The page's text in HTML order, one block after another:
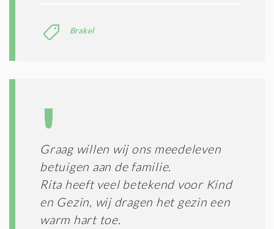
Brakel
Graag willen wij ons meedeleven
betuigen aan de familie.
Rita heeft veel betekend voor Kind
en Gezin, wij dragen het gezin een
warm hart toe.